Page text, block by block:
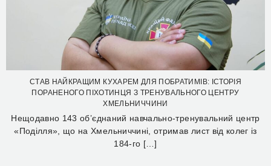
СТАВ НАЙКРАЩИМ КУХАРЕМ ДЛЯ ПОБРАТИМІВ: ІСТОРІЯ
ПОРАНЕНОГО ПІХОТИНЦЯ З ТРЕНУВАЛЬНОГО ЦЕНТРУ
ХМЕЛЬНИЧЧИНИ
Нещодавно 143 об’єднаний навчально-тренувальний центр
«Поділля», що на Хмельниччині, отримав лист від колег із
184-го […]